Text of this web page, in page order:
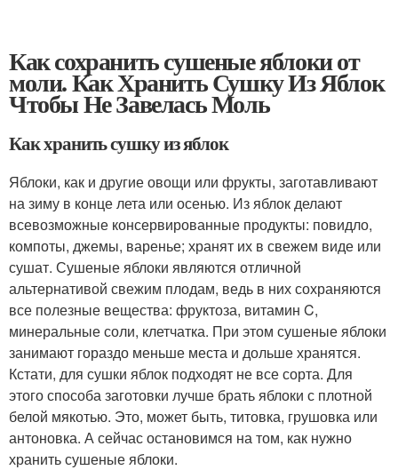
Как сохранить сушеные яблоки от
моли. Как Хранить Сушку Из Яблок
Чтобы Не Завелась Моль
Как хранить сушку из яблок
Яблоки, как и другие овощи или фрукты, заготавливают
на зиму в конце лета или осенью. Из яблок делают
всевозможные консервированные продукты: повидло,
компоты, джемы, варенье; хранят их в свежем виде или
сушат. Сушеные яблоки являются отличной
альтернативой свежим плодам, ведь в них сохраняются
все полезные вещества: фруктоза, витамин C,
минеральные соли, клетчатка. При этом сушеные яблоки
занимают гораздо меньше места и дольше хранятся.
Кстати, для сушки яблок подходят не все сорта. Для
этого способа заготовки лучше брать яблоки с плотной
белой мякотью. Это, может быть, титовка, грушовка или
антоновка. А сейчас остановимся на том, как нужно
хранить сушеные яблоки.